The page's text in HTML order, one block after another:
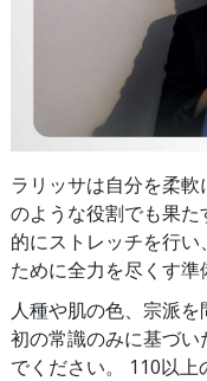
ラリッサは自分を柔
のような役割でも果
的にストレッチを行
ために全力を尽くす準
人種や肌の色、宗派を
初の常識のみに基づい
でください。 110以上